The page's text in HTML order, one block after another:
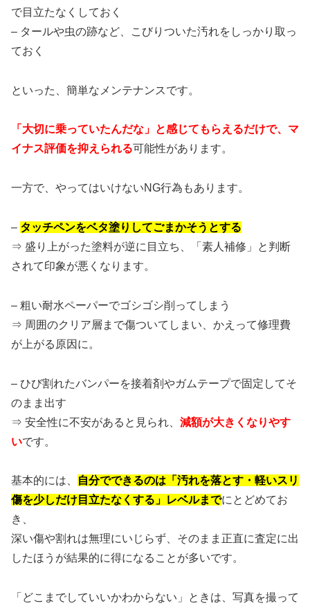
で目立たなくしておく
– タールや虫の跡など、こびりついた汚れをしっかり取っ
ておく
といった、簡単なメンテナンスです。
「大切に乗っていたんだな」と感じてもらえるだけで、マ
イナス評価を抑えられる可能性があります。
一方で、やってはいけないNG行為もあります。
– タッチペンをベタ塗りしてごまかそうとする
⇒ 盛り上がった塗料が逆に目立ち、「素人補修」と判断
されて印象が悪くなります。
– 粗い耐水ペーパーでゴシゴシ削ってしまう
⇒ 周囲のクリア層まで傷ついてしまい、かえって修理費
が上がる原因に。
– ひび割れたバンパーを接着剤やガムテープで固定してそ
のまま出す
⇒ 安全性に不安があると見られ、 減額が大きくなりやす
いです。
基本的には、
自分でできるのは「汚れを落とす・軽いスリ
傷を少しだけ目立たなくする」レベルまでにとどめてお
き、
深い傷や割れは無理にいじらず、そのまま正直に査定に出
したほうが結果的に得になることが多いです。
「どこまでしていいかわからない」ときは、写真を撮って